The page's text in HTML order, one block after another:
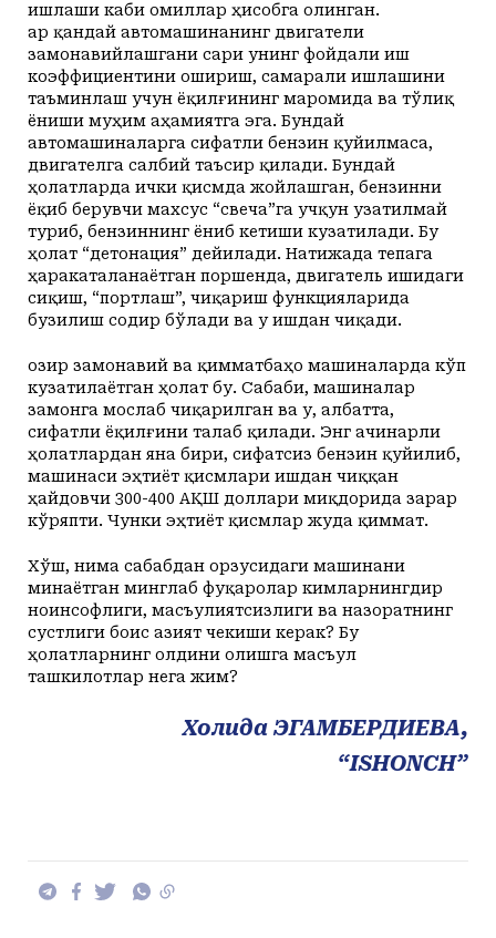
ишлаши каби омиллар ҳисобга олинган.
Ҳар қандай автомашинанинг двигатели
замонавийлашгани сари унинг фойдали иш
коэффициентини ошириш, самарали ишлашини
таъминлаш учун ёқилғининг маромида ва тўлиқ
ёниши муҳим аҳамиятга эга. Бундай
автомашиналарга сифатли бензин қуйилмаса,
двигателга салбий таъсир қилади. Бундай
ҳолатларда ички қисмда жойлашган, бензинни
ёқиб берувчи махсус “свеча”га учқун узатилмай
туриб, бензиннинг ёниб кетиши кузатилади. Бу
ҳолат “детонация” дейилади. Натижада тепага
ҳаракаталанаётган поршенда, двигатель ишидаги
сиқиш, “портлаш”, чиқариш функцияларида
бузилиш содир бўлади ва у ишдан чиқади.
Ҳозир замонавий ва қимматбаҳо машиналарда кўп
кузатилаётган ҳолат бу. Сабаби, машиналар
замонга мослаб чиқарилган ва у, албатта,
сифатли ёқилғини талаб қилади. Энг ачинарли
ҳолатлардан яна бири, сифатсиз бензин қуйилиб,
машинаси эҳтиёт қисмлари ишдан чиққан
ҳайдовчи 300-400 АҚШ доллари миқдорида зарар
кўряпти. Чунки эҳтиёт қисмлар жуда қиммат.
Хўш, нима сабабдан орзусидаги машинани
минаётган минглаб фуқаролар кимларнингдир
ноинсофлиги, масъулиятсизлиги ва назоратнинг
сустлиги боис азият чекиши керак? Бу
ҳолатларнинг олдини олишга масъул
ташкилотлар нега жим?
Холида ЭГАМБЕРДИЕВА,
“ISHONCH”